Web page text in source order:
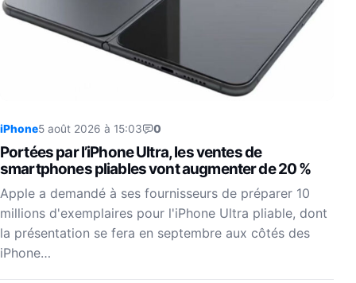
iPhone5 août 2026 à 15:03 0
Portées par l’iPhone Ultra, les ventes de
smartphones pliables vont augmenter de 20 %
Apple a demandé à ses fournisseurs de préparer 10
millions d'exemplaires pour l'iPhone Ultra pliable, dont
la présentation se fera en septembre aux côtés des
iPhone…